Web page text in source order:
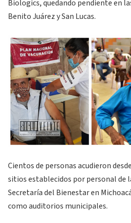
Biologics, quedando pendiente en
Benito Juárez y San Lucas.
Cientos de personas acudieron
sitios establecidos por personal de
Secretaría del Bienestar en
como auditorios municipales.